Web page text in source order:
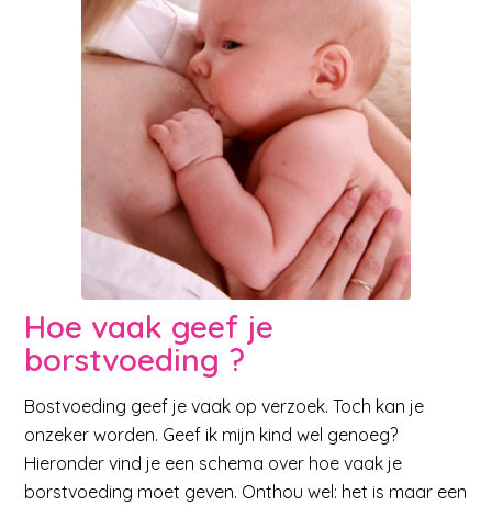
Hoe vaak geef je
borstvoeding ?
Bostvoeding geef je vaak op verzoek. Toch kan je
onzeker worden. Geef ik mijn kind wel genoeg?
Hieronder vind je een schema over hoe vaak je
borstvoeding moet geven. Onthou wel: het is maar een